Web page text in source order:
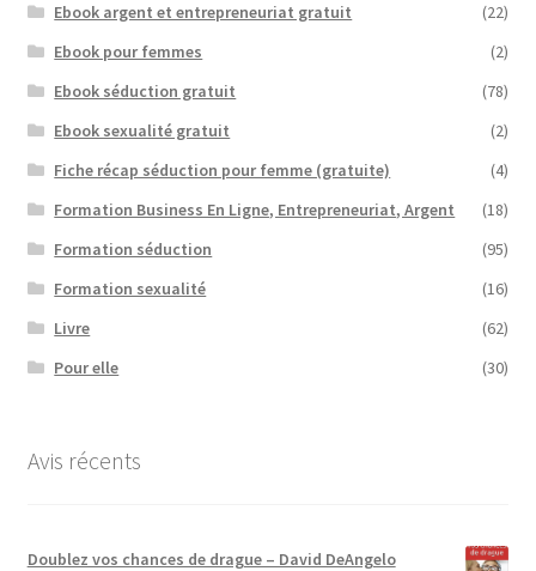
Ebook argent et entrepreneuriat gratuit
(22)
Ebook pour femmes
(2)
Ebook séduction gratuit
(78)
Ebook sexualité gratuit
(2)
Fiche récap séduction pour femme (gratuite)
(4)
Formation Business En Ligne, Entrepreneuriat, Argent
(18)
Formation séduction
(95)
Formation sexualité
(16)
Livre
(62)
Pour elle
(30)
Avis récents
Doublez vos chances de drague – David DeAngelo